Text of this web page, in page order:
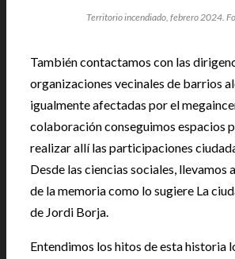
Territorio incendiado, febrero 2024.
También contactamos con las
organizaciones vecinales de barrios
igualmente afectadas por el
colaboración conseguimos espacios
realizar allí las participaciones
Desde las ciencias sociales, llevamos
de la memoria como lo sugiere La
de Jordi Borja.
Entendimos los hitos de esta historia